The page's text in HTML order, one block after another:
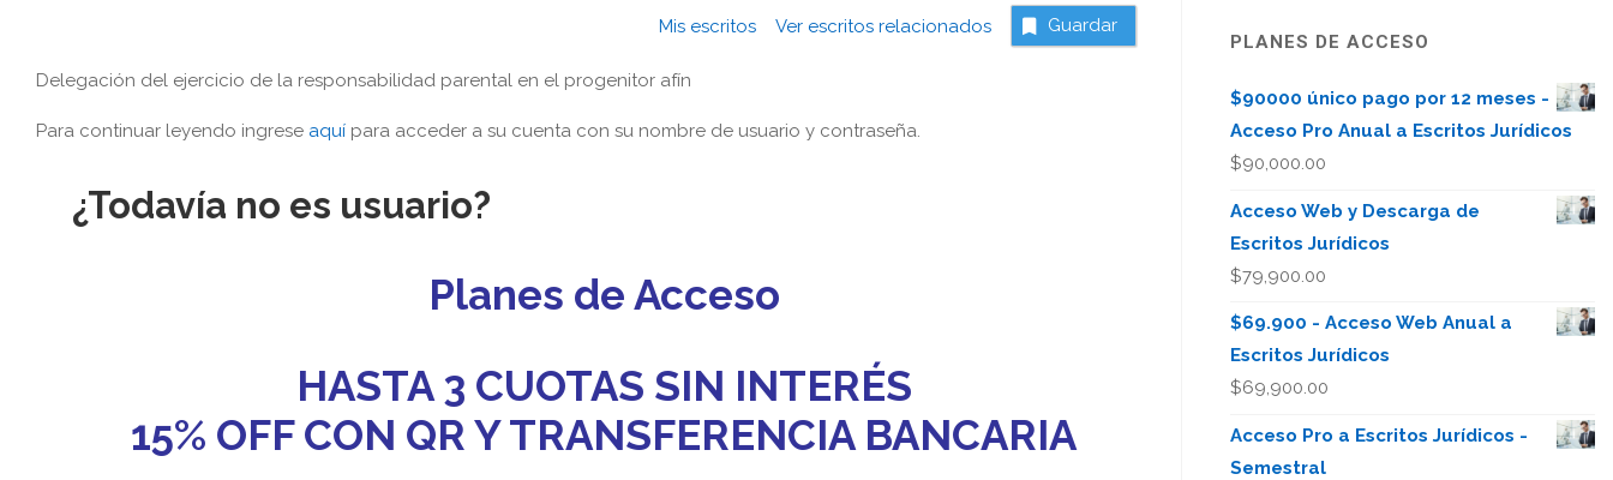
Mis escritosVer escritos relacionados Guardar
Delegación del ejercicio de la responsabilidad parental en el progenitor afín
Para continuar leyendo ingrese aquí para acceder a su cuenta con su nombre de usuario y contraseña.
¿Todavía no es usuario?
Planes de Acceso
HASTA 3 CUOTAS SIN INTERÉS
15% OFF CON QR Y TRANSFERENCIA BANCARIA
PLANES DE ACCESO
$90000 único pago por 12 meses -
Acceso Pro Anual a Escritos Jurídicos
$90,000.00
Acceso Web y Descarga de
Escritos Jurídicos
$79,900.00
$69.900 - Acceso Web Anual a
Escritos Jurídicos
$69,900.00
Acceso Pro a Escritos Jurídicos -
Semestral